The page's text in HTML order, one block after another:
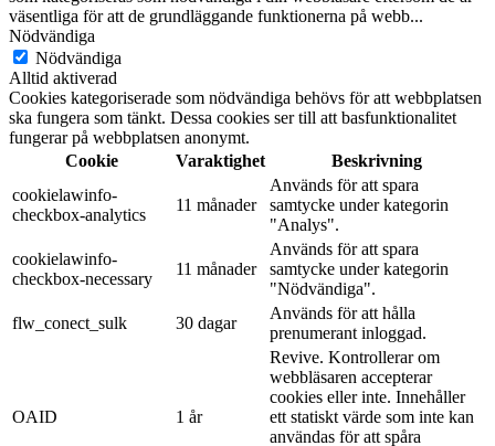
väsentliga för att de grundläggande funktionerna på webb...
Nödvändiga
Nödvändiga
Alltid aktiverad
Cookies kategoriserade som nödvändiga behövs för att webbplatsen
ska fungera som tänkt. Dessa cookies ser till att basfunktionalitet
fungerar på webbplatsen anonymt.
Cookie
Varaktighet
Beskrivning
cookielawinfo-
checkbox-analytics
11 månader
Används för att spara
samtycke under kategorin
"Analys".
cookielawinfo-
checkbox-necessary
11 månader
Används för att spara
samtycke under kategorin
"Nödvändiga".
flw_conect_sulk
30 dagar
Används för att hålla
prenumerant inloggad.
OAID 1 år
Revive. Kontrollerar om
webbläsaren accepterar
cookies eller inte. Innehåller
ett statiskt värde som inte kan
användas för att spåra